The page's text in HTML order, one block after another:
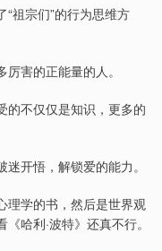
祖宗们”的行为思维方
害的正能量的人。
的不仅仅是知识，更多的
开悟，解锁爱的能力。
学的书，然后是世界观
哈利·波特》还真不行。